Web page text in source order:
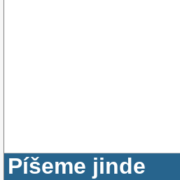
Píšeme jinde